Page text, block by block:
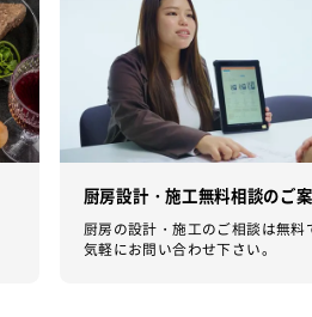
厨房設計・施工無料相談のご
厨房の設計・施工のご相談は無料
気軽にお問い合わせ下さい。